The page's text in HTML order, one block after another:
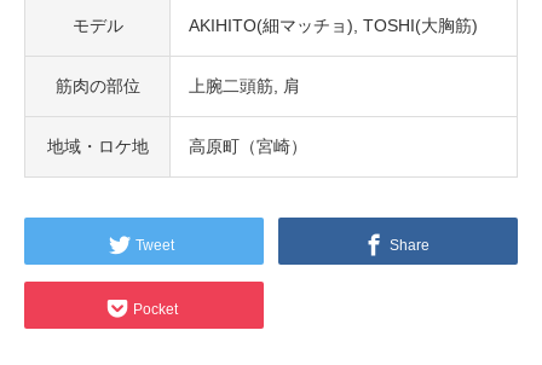
モデル AKIHITO(細マッチョ) TOSHI(大胸筋)
筋肉の部位 上腕二頭筋 肩
地域・ロケ地 高原町（宮崎）
Tweet Share
Pocket